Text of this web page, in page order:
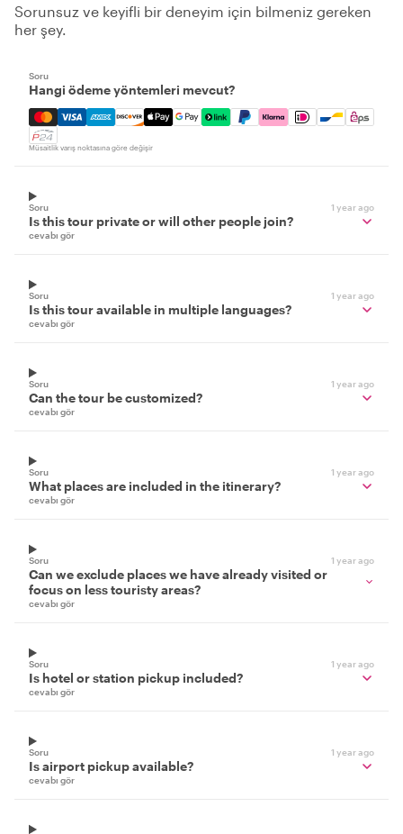
Sorunsuz ve keyifli bir deneyim için bilmeniz gereken
her şey.
Soru
Hangi ödeme yöntemleri mevcut?
Mastercard, Visa, Amex, Discover, Apple Pay, Google
Müsaitlik varış noktasına göre değişir
Soru 1 year ago
Is this tour private or will other people join?
cevabı gör
Soru 1 year ago
Is this tour available in multiple languages?
cevabı gör
Soru 1 year ago
Can the tour be customized?
cevabı gör
Soru 1 year ago
What places are included in the itinerary?
cevabı gör
Soru 1 year ago
Can we exclude places we have already visited or
focus on less touristy areas?
cevabı gör
Soru 1 year ago
Is hotel or station pickup included?
cevabı gör
Soru 1 year ago
Is airport pickup available?
cevabı gör